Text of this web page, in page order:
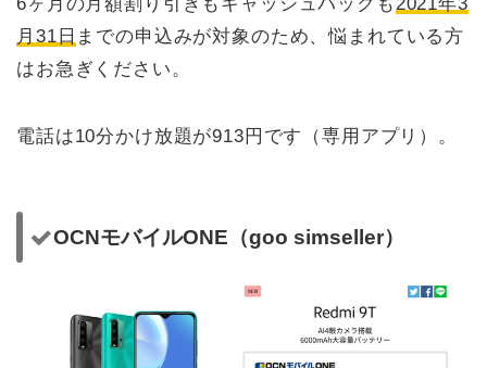
月31日 までの申込みが対象のため、悩まれている方
はお急ぎください。
電話は10分かけ放題が913円です（専用アプリ）。
OCNモバイルONE（goo simseller）